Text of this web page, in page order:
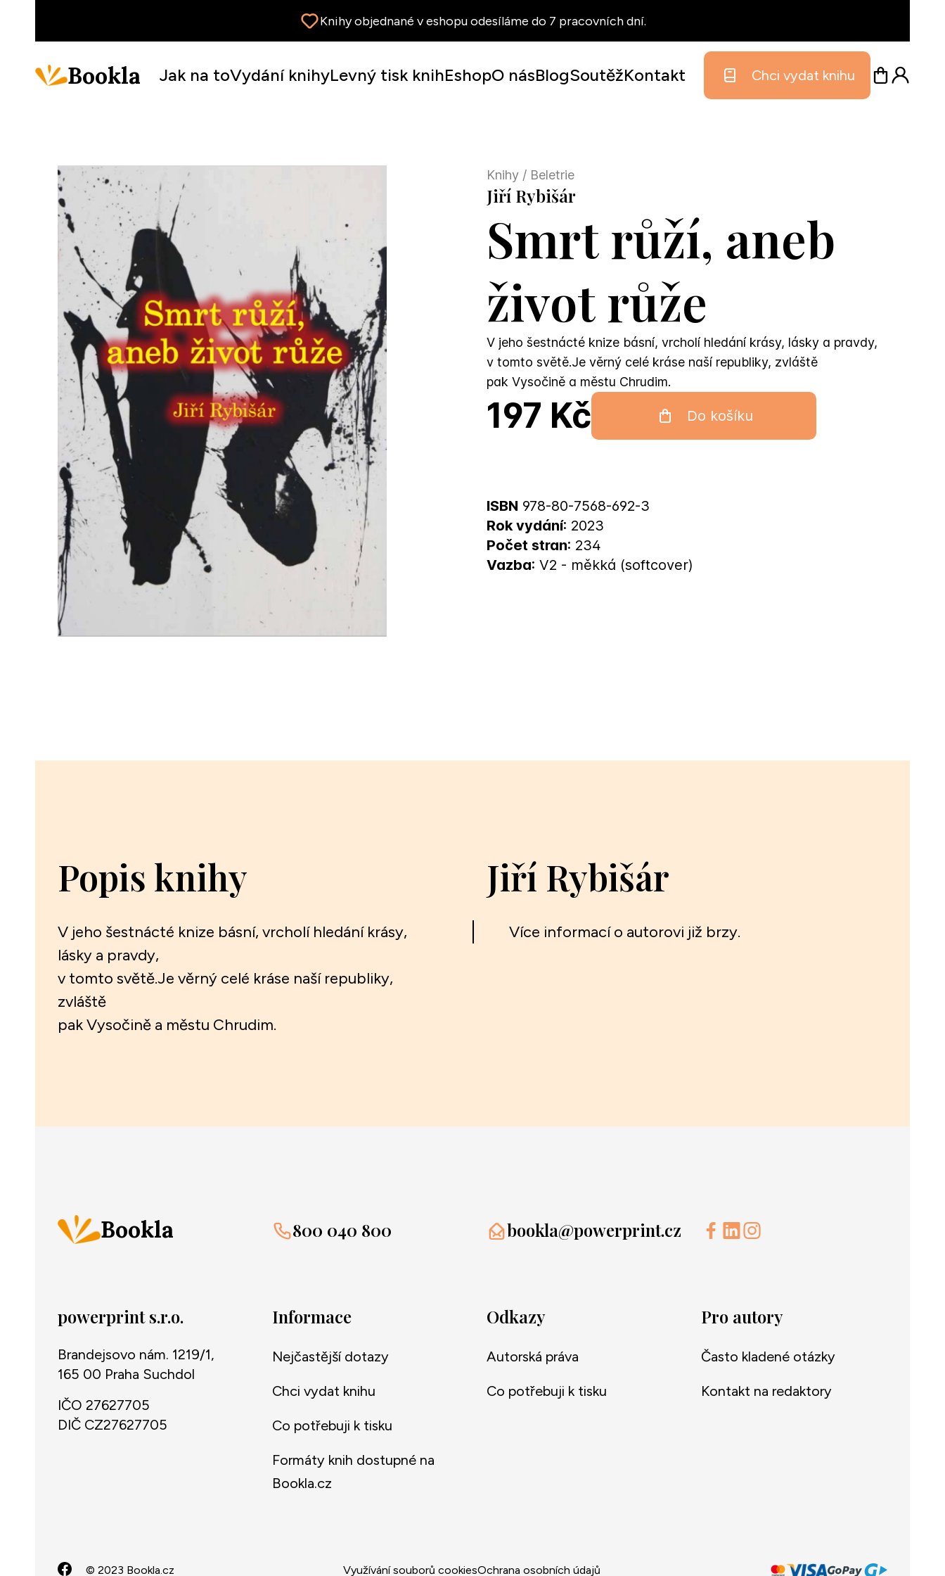
Knihy objednané v eshopu odesíláme do 7 pracovních dní.
Bookla Jak na toVydání knihyLevný tisk knihEshopO násBlogSoutěžKontakt Chci vydat knihu
Knihy / Beletrie
Jiří Rybišár
Smrt růží, aneb
život růže
V jeho šestnácté knize básní, vrcholí hledání krásy, lásky a pravdy,
v tomto světě.Je věrný celé kráse naší republiky, zvláště
pak Vysočině a městu Chrudim.
197 Kč Do košíku
ISBN 978-80-7568-692-3
Rok vydání: 2023
Počet stran: 234
Vazba: V2 - měkká (softcover)
Popis knihy Jiří Rybišár
V jeho šestnácté knize básní, vrcholí hledání krásy,
lásky a pravdy,
v tomto světě.Je věrný celé kráse naší republiky,
zvláště
pak Vysočině a městu Chrudim.
Více informací o autorovi již brzy.
Bookla 800 040 800 bookla@powerprint.cz
powerprint s.r.o.
Brandejsovo nám. 1219/1,
165 00 Praha Suchdol
IČO 27627705
DIČ CZ27627705
Informace
Nejčastější dotazy
Chci vydat knihu
Co potřebuji k tisku
Formáty knih dostupné na
Bookla.cz
Odkazy
Autorská práva
Co potřebuji k tisku
Pro autory
Často kladené otázky
Kontakt na redaktory
© 2023 Bookla.cz Využívání souborů cookiesOchrana osobních údajů